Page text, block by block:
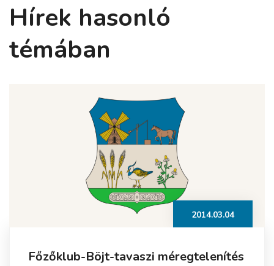
Hírek hasonló
témában
2014.03.04
Főzőklub-Böjt-tavaszi méregtelenítés